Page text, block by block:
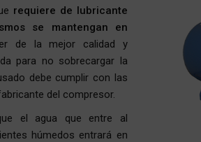
requiere de lubricante
se mantengan en
de la mejor calidad y
para no sobrecargar la
debe cumplir con las
del compresor.
el agua que entre al
húmedos entrará en